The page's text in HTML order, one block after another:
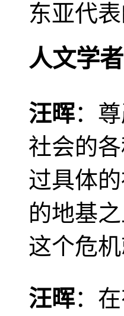
东亚代
人文学
汪晖：
社会的
过具体
的地基
这个危
汪晖：